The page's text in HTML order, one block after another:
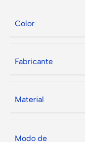
Color
Fabricante
Material
Modo de